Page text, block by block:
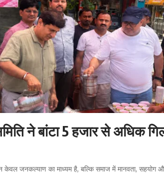
ने बांटा 5 हजार से अधिक
न केवल जनकल्याण का माध्यम है, बल्कि समाज में मानवता, सहयोग